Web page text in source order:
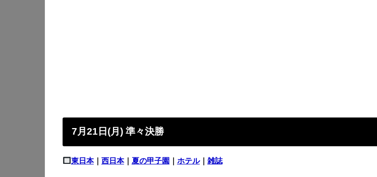
7月21日(月) 準々決勝
東日本｜ 西日本｜ 夏の甲子園 ホテル｜ 雑誌